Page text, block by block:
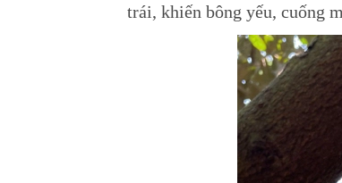
trái, khiến bông yếu, cuống